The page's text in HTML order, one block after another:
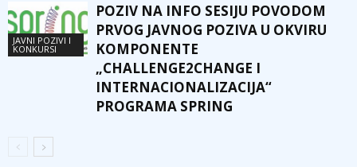
JAVNI POZIVI I
KONKURSI
POZIV NA INFO SESIJU POVODOM
PRVOG JAVNOG POZIVA U OKVIRU
KOMPONENTE
„CHALLENGE2CHANGE I
INTERNACIONALIZACIJA“
PROGRAMA SPRING